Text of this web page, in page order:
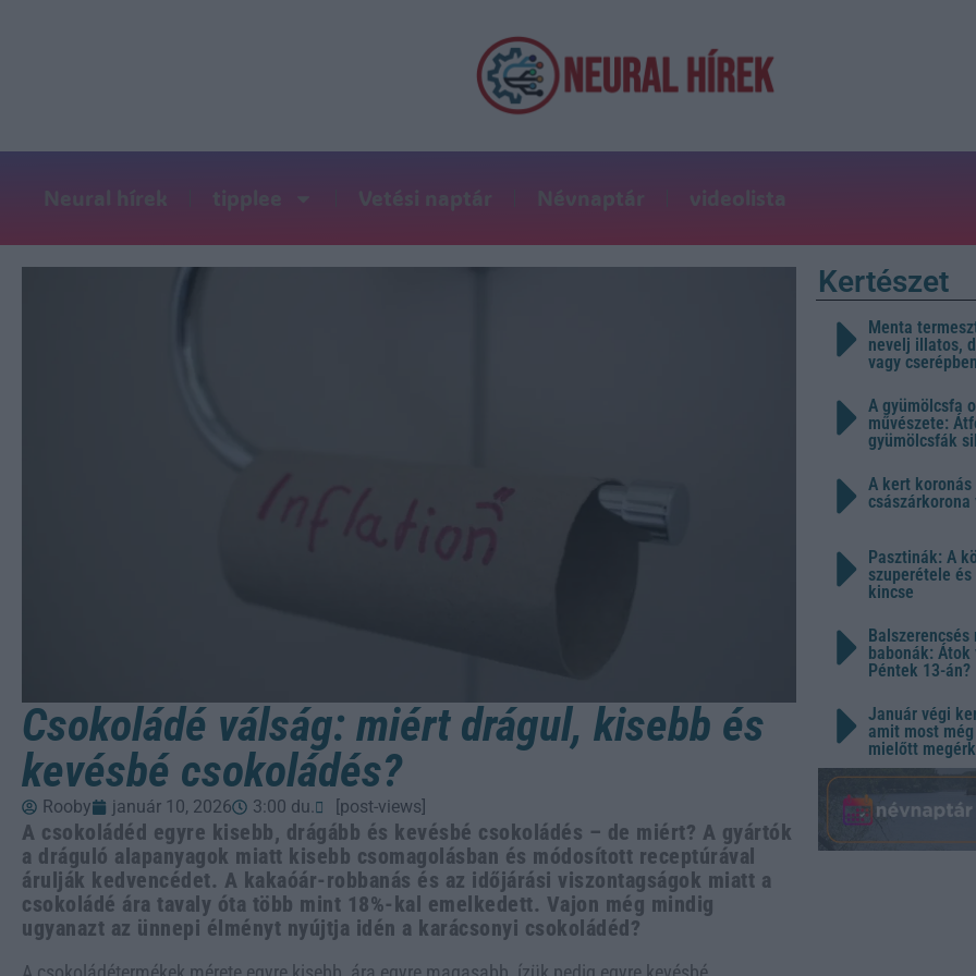
Neural hírek tipplee Vetési naptár Névnaptár videolista
Csokoládé válság: miért drágul, kisebb és
kevésbé csokoládés?
Rooby január 10, 2026 3:00 du. [post-views]
A csokoládéd egyre kisebb, drágább és kevésbé csokoládés – de miért? A gyártók
a dráguló alapanyagok miatt kisebb csomagolásban és módosított receptúrával
árulják kedvencédet. A kakaóár-robbanás és az időjárási viszontagságok miatt a
csokoládé ára tavaly óta több mint 18%-kal emelkedett. Vajon még mindig
ugyanazt az ünnepi élményt nyújtja idén a karácsonyi csokoládéd?
Kertészet
Menta
nevelj illatos,
vagy cserépben
A gyümölcsfa
művészete:
gyümölcsfák
A kert
Pasztinák: A
szuperétele
kincse
babonák:
Péntek 13-án?
Január végi
amit most
mielőtt